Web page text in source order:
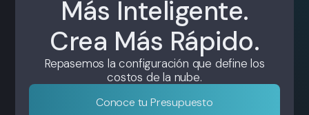
Más Inteligente.
Crea Más Rápido.
Repasemos la configuración que define los
costos de la nube.
Conoce tu Presupuesto